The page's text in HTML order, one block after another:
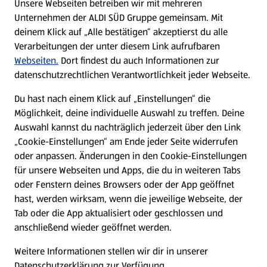
Nachhaltigkeit
Karriere
Presse
Hilfe & Kontakt
(öffnet in einem neuen Tab)
Unternehmen
Folge uns hier:
Unsere Webseiten betreiben wir mit mehreren
Unternehmen der ALDI SÜD Gruppe gemeinsam. Mit
deinem Klick auf „Alle bestätigen“ akzeptierst du alle
Verarbeitungen der unter diesem Link aufrufbaren
Webseiten. Dort findest du auch Informationen zur
datenschutzrechtlichen Verantwortlichkeit jeder Webseite.
Du hast nach einem Klick auf „Einstellungen“ die
Möglichkeit, deine individuelle Auswahl zu treffen. Deine
Auswahl kannst du nachträglich jederzeit über den Link
„Cookie-Einstellungen“ am Ende jeder Seite widerrufen
oder anpassen. Änderungen in den Cookie-Einstellungen
für unsere Webseiten und Apps, die du in weiteren Tabs
oder Fenstern deines Browsers oder der App geöffnet
hast, werden wirksam, wenn die jeweilige Webseite, der
Tab oder die App aktualisiert oder geschlossen und
anschließend wieder geöffnet werden.
Weitere Informationen stellen wir dir in unserer